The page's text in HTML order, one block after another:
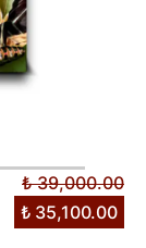
₺ 39,000.00
₺ 35,100.00